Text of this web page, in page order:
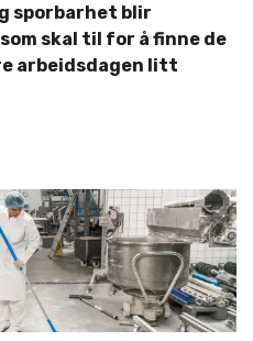
sporbarhet blir
skal til for å finne de
arbeidsdagen litt